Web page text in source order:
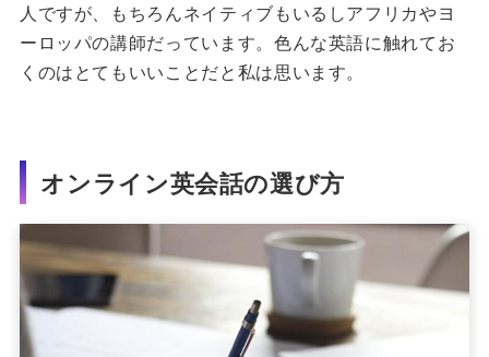
人ですが、もちろんネイティブもいるしアフリカやヨ
ーロッパの講師だっています。色んな英語に触れてお
くのはとてもいいことだと私は思います。
オンライン英会話の選び方